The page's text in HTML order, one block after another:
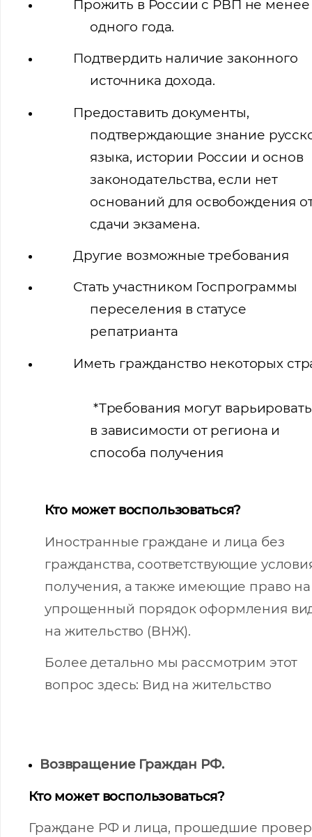
Прожить в России с РВП не менее
одного года.
Подтвердить наличие законного
источника дохода.
Предоставить документы,
подтверждающие знание
языка, истории России и основ
законодательства, если нет
оснований для освобождения
сдачи экзамена.
Другие возможные требования
Стать участником Госпрограммы
переселения в статусе
репатрианта
Иметь гражданство некоторых
*Требования могут
в зависимости от региона и
способа получения
Кто может воспользоваться?
Иностранные граждане и лица без
гражданства, соответствующие
получения, а также имеющие право на
упрощенный порядок оформления
на жительство (ВНЖ).
Более детально мы рассмотрим этот
вопрос здесь: Вид на жительство
Возвращение Граждан РФ.
Кто может воспользоваться?
Граждане РФ и лица, прошедшие